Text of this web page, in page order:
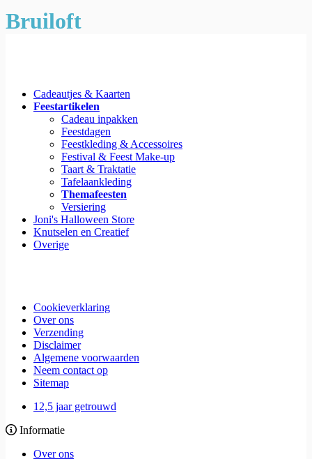
Bruiloft
Cadeautjes & Kaarten
Feestartikelen
Cadeau inpakken
Feestdagen
Feestkleding & Accessoires
Festival & Feest Make-up
Taart & Traktatie
Tafelaankleding
Themafeesten
Versiering
Joni's Halloween Store
Knutselen en Creatief
Overige
Cookieverklaring
Over ons
Verzending
Disclaimer
Algemene voorwaarden
Neem contact op
Sitemap
12,5 jaar getrouwd
Informatie
Over ons